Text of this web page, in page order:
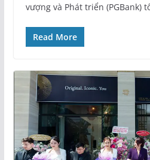
vượng và Phát triển (PGBank)
Read More